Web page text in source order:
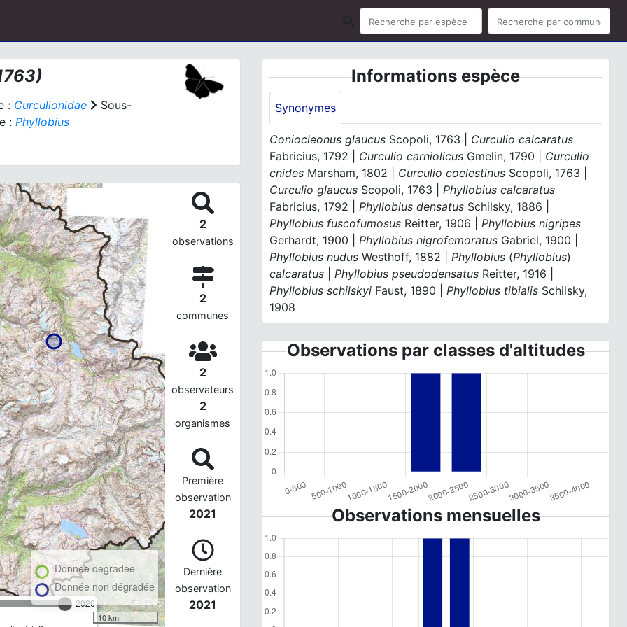
: Curculionidae
Sous-
: Phyllobius
2026
Donnée dégradée
Donnée non dégradée
10 km
2
observations
2
communes
2
observateurs
2
organismes
Première
observation
2021
Dernière
observation
2021
Informations espèce
Synonymes
Coniocleonus glaucus Scopoli, 1763 | Curculio calcaratus
Fabricius, 1792 | Curculio carniolicus Gmelin, 1790 | Curculio
cnides Marsham, 1802 | Curculio coelestinus Scopoli, 1763 |
Curculio glaucus Scopoli, 1763 |Phyllobius calcaratus
Fabricius, 1792 |Phyllobius densatus Schilsky, 1886 |
Phyllobius fuscofumosus Reitter, 1906 |Phyllobius nigripes
Gerhardt, 1900 |Phyllobius nigrofemoratus Gabriel, 1900 |
Phyllobius nudus Westhoff, 1882 |Phyllobius (Phyllobius)
calcaratus |Phyllobius pseudodensatus Reitter, 1916 |
Phyllobius schilskyi Faust, 1890 |Phyllobius tibialis Schilsky,
1908
Observations par classes d'altitudes
Observations mensuelles